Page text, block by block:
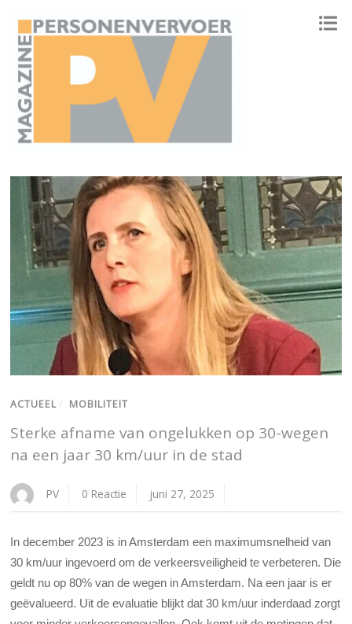
ACTUEEL / MOBILITEIT
Sterke afname van ongelukken op 30-wegen
na een jaar 30 km/uur in de stad
PV 0 Reactie juni 27, 2025
In december 2023 is in Amsterdam een maximumsnelheid van
30 km/uur ingevoerd om de verkeersveiligheid te verbeteren. Die
geldt nu op 80% van de wegen in Amsterdam. Na een jaar is er
geëvalueerd. Uit de evaluatie blijkt dat 30 km/uur inderdaad zorgt